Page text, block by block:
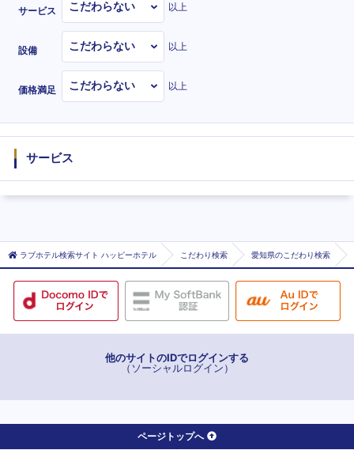
サービス 以上
設備 以上
価格満足 以上
サービス
ラブホテル検索サイト ハッピーホテル こだわり検索 愛知県のこだわり検索
他のサイトのIDでログインする
（ソーシャルログイン）
ページトップへ